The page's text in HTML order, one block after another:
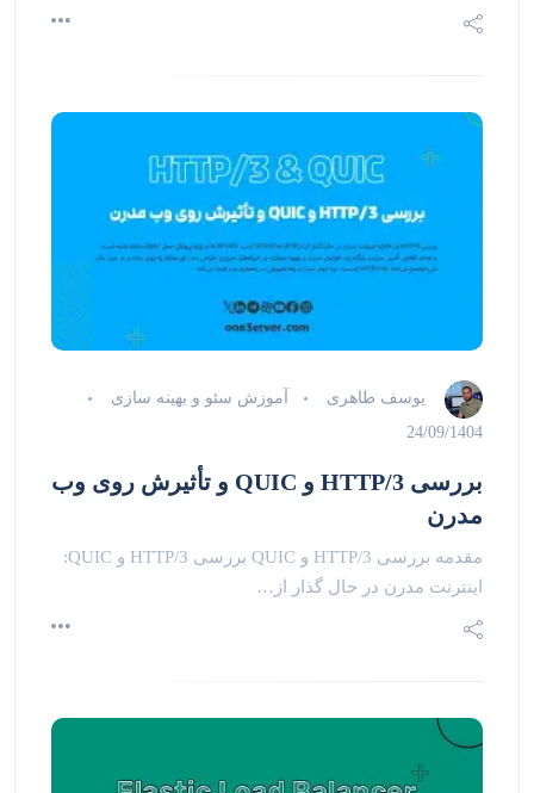
یوسف طاهری
آموزش سئو و بهینه سازی
24/09/1404
بررسی HTTP/3 و QUIC و تأثیرش روی وب
مدرن
مقدمه بررسی HTTP/3 و QUIC بررسی HTTP/3 و QUIC:
اینترنت مدرن در حال گذار از…